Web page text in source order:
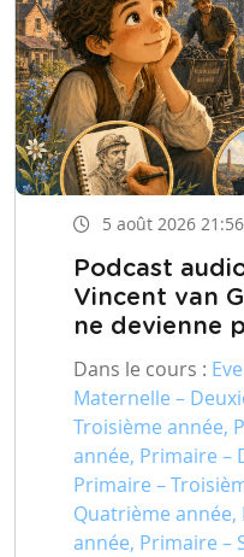
5 août 2026 21:56
Podcast
Vincent van
ne devienne
Dans le cours :
Maternelle –
Troisième année,
année, Primaire –
Primaire –
Quatrième année,
année, Primaire –